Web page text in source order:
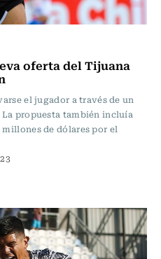
oferta del Tijuana
el jugador a través de un
propuesta también incluía
de dólares por el